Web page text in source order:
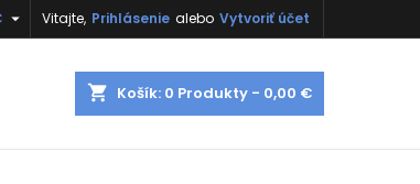
Vitajte, Prihlásenie alebo Vytvoriť účet

shopping_cart Košík: 0 Produkty - 0,00 €